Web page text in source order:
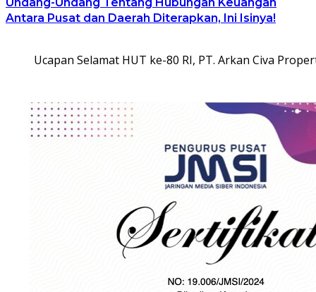
Antara Pusat dan Daerah Diterapkan, Ini Isinya!
Ucapan Selamat HUT ke-80 RI, PT. Arkan Civa